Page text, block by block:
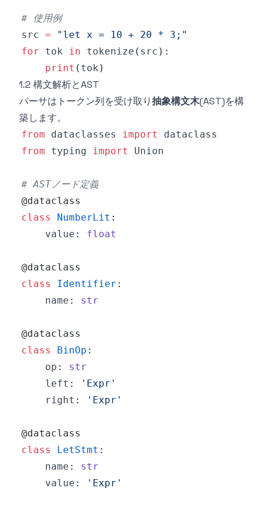
# 使用例
src =
"let x = 10 + 20 * 3;"
for tok in tokenize ( src ) :
print ( tok )
1.2 構文解析とAST
パーサはトークン列を受け取り抽象構文木(AST)を構
築します。
from dataclasses import
from typing import
# ASTノード定義
@dataclass
class
NumberLit :
    value
: float
@dataclass
class
Identifier :
    name
: str
@dataclass
class
BinOp :
    op
:
str
    left
:
'Expr'
    right
: 'Expr'
@dataclass
class
LetStmt :
    name
:
str
    value
: 'Expr'